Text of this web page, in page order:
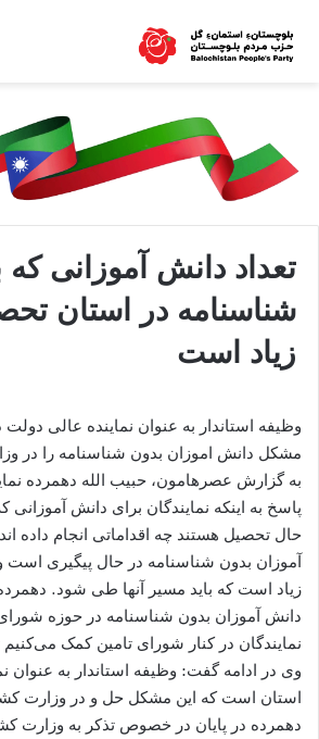
تعداد دانش آموزانی
شناسنامه در استان
زیاد است
وظیفه استاندار به عنوان نماینده عالی
مشکل دانش اموزان بدون شناسنامه را در
به گزارش عصرهامون، حبیب الله دهمرده
پاسخ به اینکه نمایندگان برای دانش آموزانی
حال تحصیل هستند چه اقداماتی انجام داده
آموزان بدون شناسنامه در حال پیگیری است و
زیاد است که باید مسیر آنها طی شود.
دانش آموزان بدون‌ شناسنامه در حوزه
نمایندگان در کنار شورای تامین کمک
وی در ادامه گفت: وظیفه استاندار به عنوان
استان است که این مشکل حل و در وزارت
دهمرده در پایان در خصوص تذکر به وزارت